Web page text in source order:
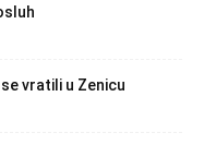
vratili u Zenicu